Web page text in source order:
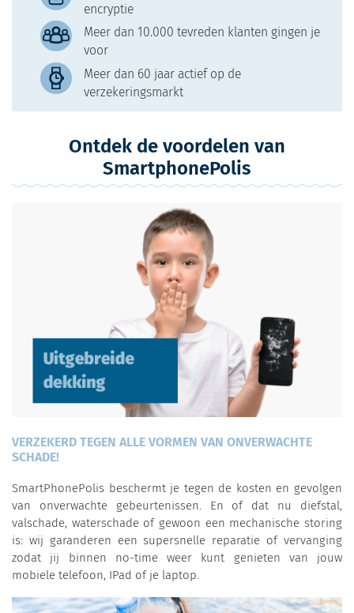
encryptie
Meer dan 10.000 tevreden klanten gingen je
voor
Meer dan 60 jaar actief op de
verzekeringsmarkt
Ontdek de voordelen van
SmartphonePolis
VERZEKERD TEGEN ALLE VORMEN VAN ONVERWACHTE
SCHADE!
SmartPhonePolis beschermt je tegen de kosten en gevolgen
van onverwachte gebeurtenissen. En of dat nu diefstal,
valschade, waterschade of gewoon een mechanische storing
is: wij garanderen een supersnelle reparatie of vervanging
zodat jij binnen no-time weer kunt genieten van jouw
mobiele telefoon, IPad of je laptop.